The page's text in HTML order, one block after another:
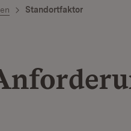
Standortfaktor